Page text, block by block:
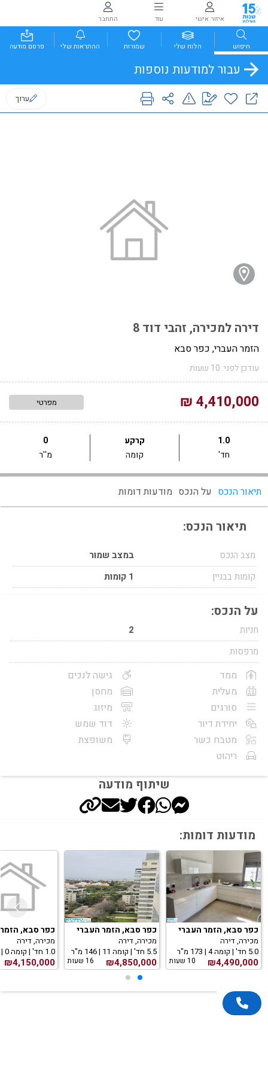
איזור אישי עוד התחבר
חיפוש הלוח שלי שמורות ההתראות שלי פרסם מודעה
עבור למודעות נוספות
ערוך
דירה למכירה, זהבי דוד 8
הזמר העברי, כפר סבא
עודכן לפני: 10 שעות
4,410,000 ₪ מפרטי
1.0
חד'
קרקע
קומה
0
מ''ר
תיאור הנכס על הנכס מודעות דומות
תיאור הנכס:
מצב הנכס
במצב שמור
קומות בבניין
1 קומות
על הנכס:
חניות
2
מרפסות
ממד
מעלית
סורגים
יחידת דיור
מטבח כשר
ריהוט
גישה לנכים
מחסן
מיזוג
דוד שמש
משופצת
שיתוף מודעה
מודעות דומות:
כפר סבא, הזמר העברי
מכירה, דירה
5.0 חד' | קומה 4 | 173 מ"ר
₪4,490,000 10 שעות
כפר סבא, הזמר העברי
מכירה, דירה
5.5 חד' | קומה 11 | 146 מ"ר
₪4,850,000 16 שעות
כפר סבא,
מכירה, דירה
1.0 חד' | קומה 0 | 0 מ"ר
₪4,150,000